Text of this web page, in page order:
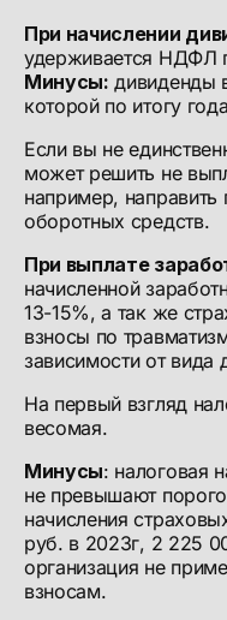
При начислении
удерживается НДФЛ
Минусы: дивиденды
которой по итогу
Если вы не
может решить не
например,
оборотных средств.
При выплате
начисленной
13-15%, а так же
взносы по
зависимости от вида
На первый взгляд
весомая.
Минусы: налоговая
не превышают
начисления
руб. в 2023г, 2 225
организация не
взносам.